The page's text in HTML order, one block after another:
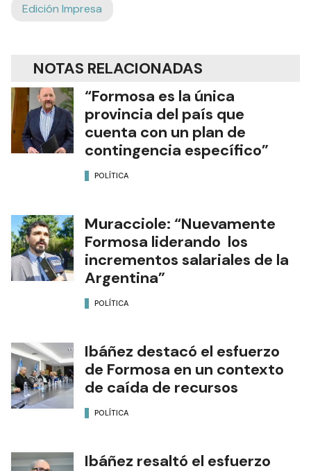
Edición Impresa
NOTAS RELACIONADAS
“Formosa es la única
provincia del país que
cuenta con un plan de
contingencia específico”
POLÍTICA
Muracciole: “Nuevamente
Formosa liderando los
incrementos salariales de la
Argentina”
POLÍTICA
Ibáñez destacó el esfuerzo
de Formosa en un contexto
de caída de recursos
POLÍTICA
Ibáñez resaltó el esfuerzo